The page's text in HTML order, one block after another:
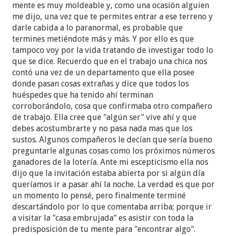
mente es muy moldeable y, como una ocasión alguien
me dijo, una vez que te permites entrar a ese terreno y
darle cabida a lo paranormal, es probable que
termines metiéndote más y más. Y por ello es que
tampoco voy por la vida tratando de investigar todo lo
que se dice. Recuerdo que en el trabajo una chica nos
contó una vez de un departamento que ella posee
donde pasan cosas extrañas y dice que todos los
huéspedes que ha tenido ahí terminan
corroborándolo, cosa que confirmaba otro compañero
de trabajo. Ella cree que "algún ser" vive ahí y que
debes acostumbrarte y no pasa nada mas que los
sustos. Algunos compañeros le decían que sería bueno
preguntarle algunas cosas como los próximos números
ganadores de la lotería. Ante mi escepticismo ella nos
dijo que la invitación estaba abierta por si algún día
queríamos ir a pasar ahí la noche. La verdad es que por
un momento lo pensé, pero finalmente terminé
descartándolo por lo que comentaba arriba; porque ir
a visitar la "casa embrujada" es asistir con toda la
predisposición de tu mente para "encontrar algo".